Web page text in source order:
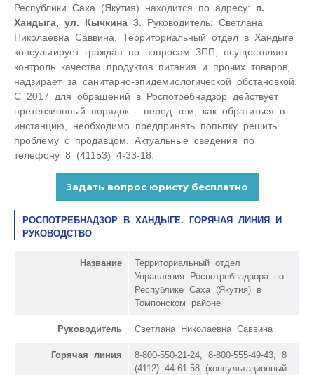
Республики Саха (Якутия) находится по адресу: п.
Хандыга, ул. Кычкина 3 . Руководитель: Светлана
Николаевна Саввина. Территориальный отдел в Хандыге
консультирует граждан по вопросам ЗПП, осуществляет
контроль качества продуктов питания и прочих товаров,
надзирает за санитарно-эпидемиологической обстановкой.
С 2017 для обращений в Роспотребнадзор действует
претензионный порядок - перед тем, как обратиться в
инстанцию, необходимо предпринять попытку решить
проблему с продавцом. Актуальные сведения по
телефону 8 (41153) 4-33-18.
РОСПОТРЕБНАДЗОР В ХАНДЫГЕ. ГОРЯЧАЯ ЛИНИЯ И
РУКОВОДСТВО
Название
Территориальный отдел
Управления Роспотребнадзора по
Республике Саха (Якутия) в
Томпонском районе
Руководитель Светлана Николаевна Саввина
Горячая линия
8-800-550-21-24, 8-800-555-49-43, 8
(4112) 44-61-58 (консультационный